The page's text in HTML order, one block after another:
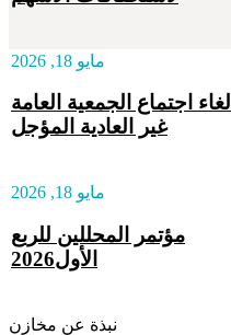
مايو 18, 2026
لغاء اجتماع الجمعية العامة
غير العادية المؤجل
مايو 18, 2026
مؤتمر المحللين للربع
الأول2026
نبذة عن مخازن